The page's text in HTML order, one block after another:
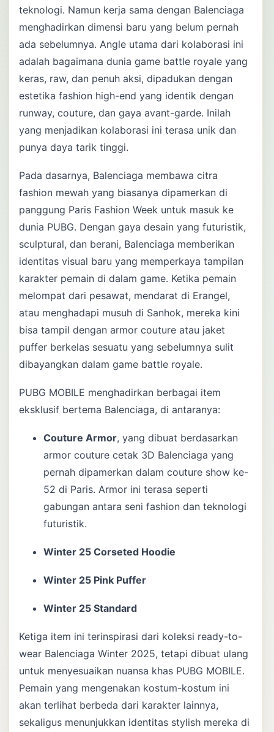
teknologi. Namun kerja sama dengan Balenciaga
menghadirkan dimensi baru yang belum pernah
ada sebelumnya. Angle utama dari kolaborasi ini
adalah bagaimana dunia game battle royale yang
keras, raw, dan penuh aksi, dipadukan dengan
estetika fashion high-end yang identik dengan
runway, couture, dan gaya avant-garde. Inilah
yang menjadikan kolaborasi ini terasa unik dan
punya daya tarik tinggi.
Pada dasarnya, Balenciaga membawa citra
fashion mewah yang biasanya dipamerkan di
panggung Paris Fashion Week untuk masuk ke
dunia PUBG. Dengan gaya desain yang futuristik,
sculptural, dan berani, Balenciaga memberikan
identitas visual baru yang memperkaya tampilan
karakter pemain di dalam game. Ketika pemain
melompat dari pesawat, mendarat di Erangel,
atau menghadapi musuh di Sanhok, mereka kini
bisa tampil dengan armor couture atau jaket
puffer berkelas sesuatu yang sebelumnya sulit
dibayangkan dalam game battle royale.
PUBG MOBILE menghadirkan berbagai item
eksklusif bertema Balenciaga, di antaranya:
Couture Armor, yang dibuat berdasarkan
armor couture cetak 3D Balenciaga yang
pernah dipamerkan dalam couture show ke-
52 di Paris. Armor ini terasa seperti
gabungan antara seni fashion dan teknologi
futuristik.
Winter 25 Corseted Hoodie
Winter 25 Pink Puffer
Winter 25 Standard
Ketiga item ini terinspirasi dari koleksi ready-to-
wear Balenciaga Winter 2025, tetapi dibuat ulang
untuk menyesuaikan nuansa khas PUBG MOBILE.
Pemain yang mengenakan kostum-kostum ini
akan terlihat berbeda dari karakter lainnya,
sekaligus menunjukkan identitas stylish mereka di